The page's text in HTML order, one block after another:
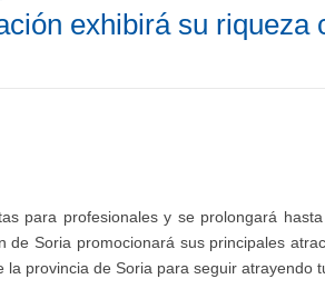
exhibirá su
para profesionales y se prolongará
de Soria promocionará sus principales
la provincia de Soria para seguir atrayendo